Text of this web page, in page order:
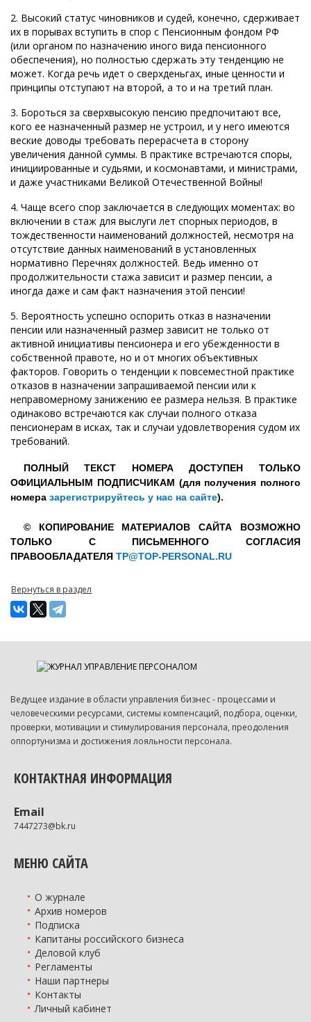
2. Высокий статус чиновников и судей, конечно, сдерживает
их в порывах вступить в спор с Пенсионным фондом РФ
(или органом по назначению иного вида пенсионного
обеспечения), но полностью сдержать эту тенденцию не
может. Когда речь идет о сверхденьгах, иные ценности и
принципы отступают на второй, а то и на третий план.
3. Бороться за сверхвысокую пенсию предпочитают все,
кого ее назначенный размер не устроил, и у него имеются
веские доводы требовать перерасчета в сторону
увеличения данной суммы. В практике встречаются споры,
инициированные и судьями, и космонавтами, и министрами,
и даже участниками Великой Отечественной Войны!
4. Чаще всего спор заключается в следующих моментах: во
включении в стаж для выслуги лет спорных периодов, в
тождественности наименований должностей, несмотря на
отсутствие данных наименований в установленных
нормативно Перечнях должностей. Ведь именно от
продолжительности стажа зависит и размер пенсии, а
иногда даже и сам факт назначения этой пенсии!
5. Вероятность успешно оспорить отказ в назначении
пенсии или назначенный размер зависит не только от
активной инициативы пенсионера и его убежденности в
собственной правоте, но и от многих объективных
факторов. Говорить о тенденции к повсеместной практике
отказов в назначении запрашиваемой пенсии или к
неправомерному занижению ее размера нельзя. В практике
одинаково встречаются как случаи полного отказа
пенсионерам в исках, так и случаи удовлетворения судом их
требований.
ПОЛНЫЙ ТЕКСТ НОМЕРА ДОСТУПЕН ТОЛЬКО
ОФИЦИАЛЬНЫМ ПОДПИСЧИКАМ (для получения полного
номера зарегистрируйтесь у нас на сайте).
© КОПИРОВАНИЕ МАТЕРИАЛОВ САЙТА ВОЗМОЖНО
ТОЛЬКО С ПИСЬМЕННОГО СОГЛАСИЯ
ПРАВООБЛАДАТЕЛЯ TP@TOP-PERSONAL.RU
Вернуться в раздел
Ведущее издание в области управления бизнес - процессами и
человеческими ресурсами, системы компенсаций, подбора, оценки,
проверки, мотивации и стимулирования персонала, преодоления
оппортунизма и достижения лояльности персонала.
КОНТАКТНАЯ ИНФОРМАЦИЯ
Email
7447273@bk.ru
МЕНЮ САЙТА
О журнале
Архив номеров
Подписка
Капитаны российского бизнеса
Деловой клуб
Регламенты
Наши партнеры
Контакты
Личный кабинет